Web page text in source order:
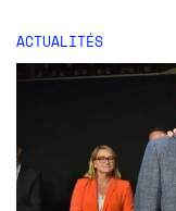
ACTUALITÉS